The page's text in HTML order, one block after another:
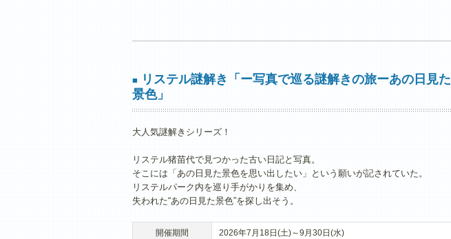
■
リステル謎解き「ー写真で巡る謎解きの旅ーあの日見た
景色」
大人気謎解きシリーズ！
リステル猪苗代で見つかった古い日記と写真。
そこには「あの日見た景色を思い出したい」という願いが記されていた。
リステルパーク内を巡り手がかりを集め、
失われた“あの日見た景色”を探し出そう。
開催期間 2026年7月18日(土)～9月30日(水)